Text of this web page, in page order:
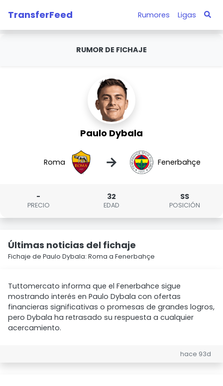
TransferFeed Rumores Ligas
RUMOR DE FICHAJE
Paulo Dybala
Roma → Fenerbahçe
-
PRECIO
32
EDAD
SS
POSICIÓN
Últimas noticias del fichaje
Fichaje de Paulo Dybala: Roma a Fenerbahçe
Tuttomercato informa que el Fenerbahce sigue
mostrando interés en Paulo Dybala con ofertas
financieras significativas o promesas de grandes logros,
pero Dybala ha retrasado su respuesta a cualquier
acercamiento.
hace 93d